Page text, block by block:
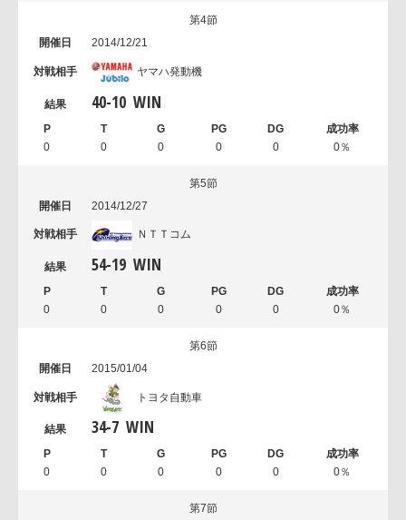
第4節
2014/12/21
ヤマハ発動機
40-10 WIN
0 0 0 0 0 0％
第5節
2014/12/27
ＮＴＴコム
54-19 WIN
0 0 0 0 0 0％
第6節
2015/01/04
トヨタ自動車
34-7 WIN
0 0 0 0 0 0％
第7節